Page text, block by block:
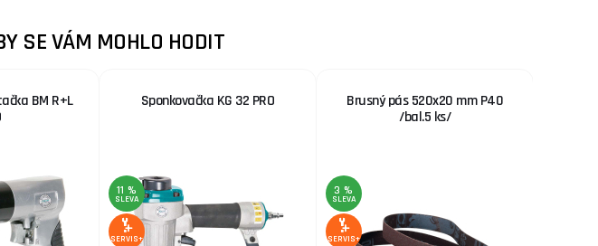
SE VÁM MOHLO HODIT
BM R+L
Sponkovačka KG 32 PRO
11 %
SLEVA
SERVIS+
Brusný pás 520x20 mm P40
/bal.5 ks/
3 %
SLEVA
SERVIS+